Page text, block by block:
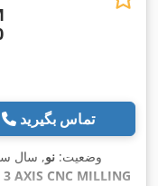
تماس بگیرید
وضعیت: نو, سال
3 AXIS CNC MILLING